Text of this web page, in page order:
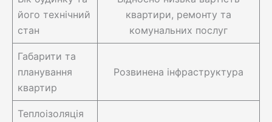
його технічний
стан
квартири, ремонту та
комунальних послуг
Габарити та
планування
квартир
Розвинена інфраструктура
Теплоізоляція